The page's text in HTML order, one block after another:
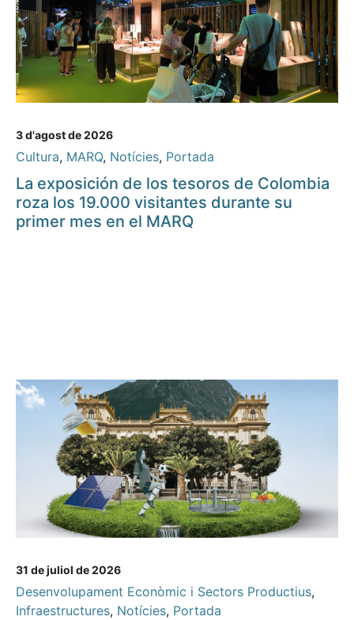
3 d'agost de 2026
Cultura, MARQ, Notícies, Portada
La exposición de los tesoros de Colombia
roza los 19.000 visitantes durante su
primer mes en el MARQ
31 de juliol de 2026
Desenvolupament Econòmic i Sectors Productius,
Infraestructures, Notícies, Portada